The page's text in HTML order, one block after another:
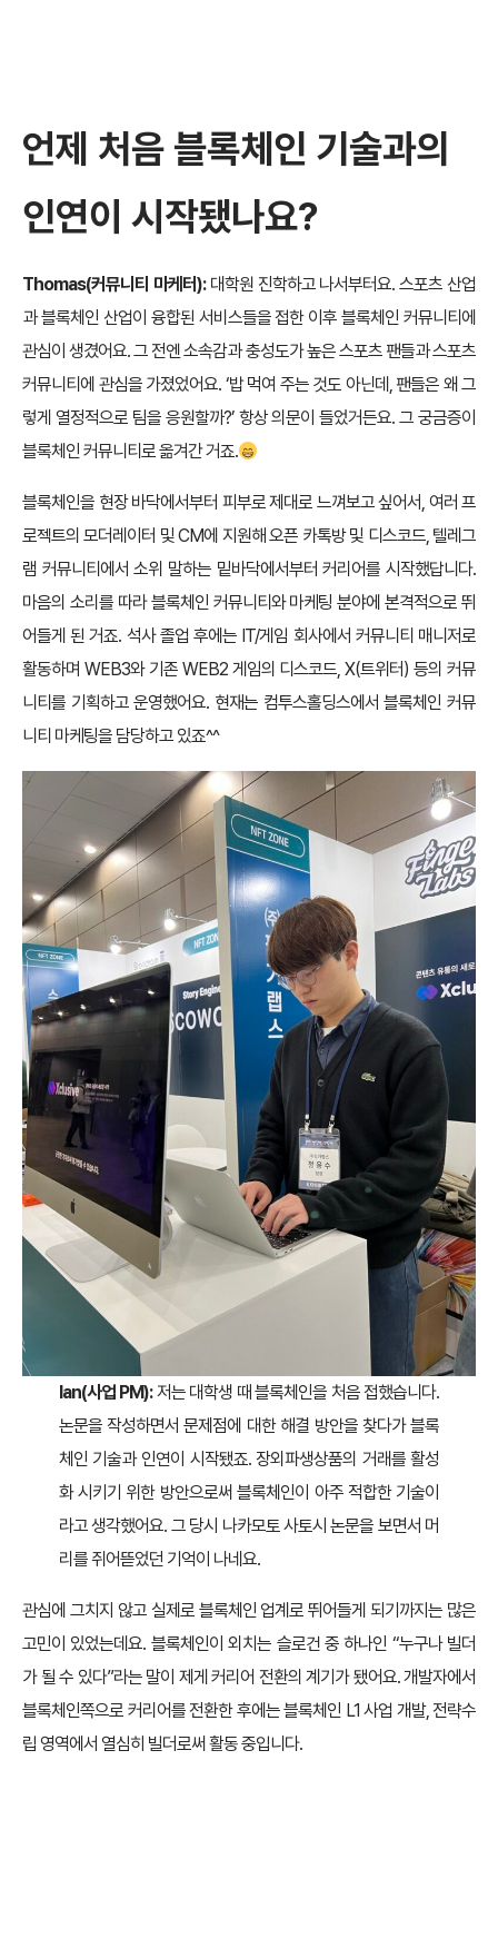
언제 처음 블록체인 기술과의
인연이 시작됐나요?
Thomas(커뮤니티 마케터): 대학원 진학하고 나서부터요. 스포츠 산업
과 블록체인 산업이 융합된 서비스들을 접한 이후 블록체인 커뮤니티에
관심이 생겼어요. 그 전엔 소속감과 충성도가 높은 스포츠 팬들과 스포츠
커뮤니티에 관심을 가졌었어요. ‘밥 먹여 주는 것도 아닌데, 팬들은 왜 그
렇게 열정적으로 팀을 응원할까?’ 항상 의문이 들었거든요. 그 궁금증이
블록체인 커뮤니티로 옮겨간 거죠.
블록체인을 현장 바닥에서부터 피부로 제대로 느껴보고 싶어서, 여러 프
로젝트의 모더레이터 및 CM에 지원해 오픈 카톡방 및 디스코드, 텔레그
램 커뮤니티에서 소위 말하는 밑바닥에서부터 커리어를 시작했답니다.
마음의 소리를 따라 블록체인 커뮤니티와 마케팅 분야에 본격적으로 뛰
어들게 된 거죠. 석사 졸업 후에는 IT/게임 회사에서 커뮤니티 매니저로
활동하며 WEB3와 기존 WEB2 게임의 디스코드, X(트위터) 등의 커뮤
니티를 기획하고 운영했어요. 현재는 컴투스홀딩스에서 블록체인 커뮤
니티 마케팅을 담당하고 있죠^^
Ian(사업 PM):저는 대학생 때 블록체인을 처음 접했습니다.
논문을 작성하면서 문제점에 대한 해결 방안을 찾다가 블록
체인 기술과 인연이 시작됐죠. 장외파생상품의 거래를 활성
화 시키기 위한 방안으로써 블록체인이 아주 적합한 기술이
라고 생각했어요. 그 당시 나카모토 사토시 논문을 보면서 머
리를 쥐어뜯었던 기억이 나네요.
관심에 그치지 않고 실제로 블록체인 업계로 뛰어들게 되기까지는 많은
고민이 있었는데요. 블록체인이 외치는 슬로건 중 하나인 “누구나 빌더
가 될 수 있다”라는 말이 제게 커리어 전환의 계기가 됐어요. 개발자에서
블록체인쪽으로 커리어를 전환한 후에는 블록체인 L1 사업 개발, 전략수
립 영역에서 열심히 빌더로써 활동 중입니다.